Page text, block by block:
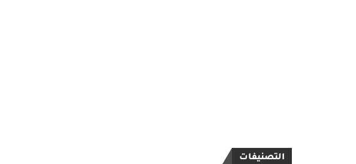
التصنيفات